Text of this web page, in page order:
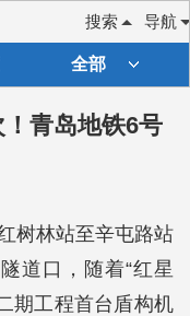
导航
搜索
全部
青岛地铁6号
树林站至辛屯路站
道口，随着“红星
期工程首台盾构机